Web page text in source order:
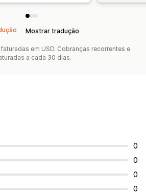
Mostrar tradução
em USD. Cobranças recorrentes e
a cada 30 dias.
0
0
0
0